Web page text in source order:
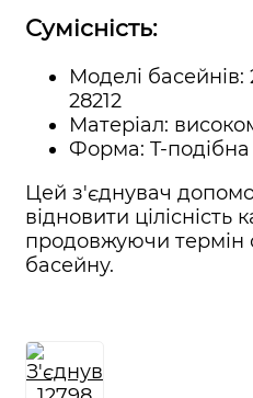
Сумісність:
Моделі басейнів:
28212
Матеріал:
Форма: T-подібна
Цей з'єднувач
відновити цілісність
продовжуючи термін
басейну.